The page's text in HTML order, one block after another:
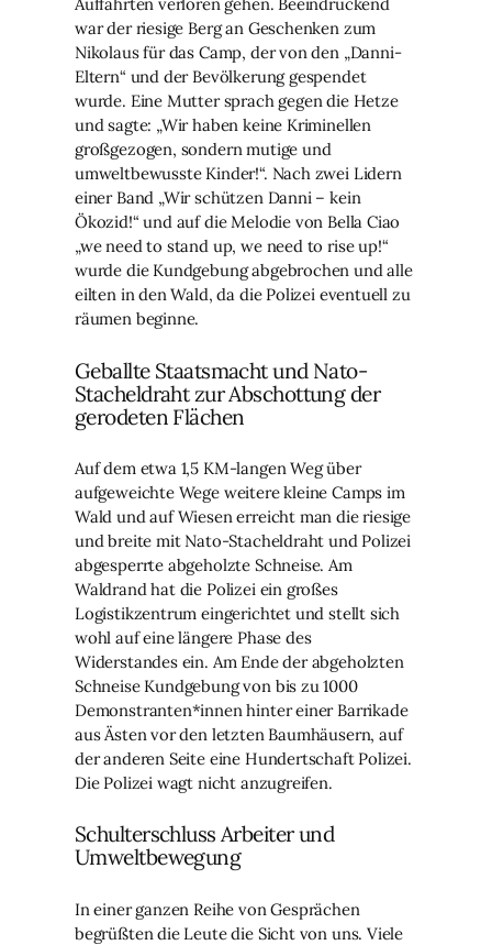
war der riesige Berg an Geschenken zum
Nikolaus für das Camp, der von den „Danni-
Eltern“ und der Bevölkerung gespendet
wurde. Eine Mutter sprach gegen die Hetze
und sagte: „Wir haben keine Kriminellen
großgezogen, sondern mutige und
umweltbewusste Kinder!“. Nach zwei Lidern
einer Band „Wir schützen Danni – kein
Ökozid!“ und auf die Melodie von Bella Ciao
„we need to stand up, we need to rise up!“
wurde die Kundgebung abgebrochen und alle
eilten in den Wald, da die Polizei eventuell zu
räumen beginne.
Geballte Staatsmacht und Nato-
Stacheldraht zur Abschottung der
gerodeten Flächen
Auf dem etwa 1,5 KM-langen Weg über
aufgeweichte Wege weitere kleine Camps im
Wald und auf Wiesen erreicht man die riesige
und breite mit Nato-Stacheldraht und Polizei
abgesperrte abgeholzte Schneise. Am
Waldrand hat die Polizei ein großes
Logistikzentrum eingerichtet und stellt sich
wohl auf eine längere Phase des
Widerstandes ein. Am Ende der abgeholzten
Schneise Kundgebung von bis zu 1000
Demonstranten*innen hinter einer Barrikade
aus Ästen vor den letzten Baumhäusern, auf
der anderen Seite eine Hundertschaft Polizei.
Die Polizei wagt nicht anzugreifen.
Schulterschluss Arbeiter und
Umweltbewegung
In einer ganzen Reihe von Gesprächen
begrüßten die Leute die Sicht von uns. Viele